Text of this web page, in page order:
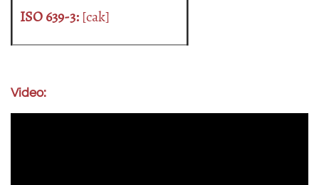
ISO 639-3: [cak]
Video: